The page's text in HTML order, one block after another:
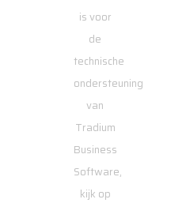
is voor
de
technische
ondersteuning
van
Tradium
Business
Software,
kijk op